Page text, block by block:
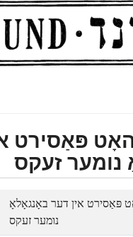
פּאַסירט
זעקס
פּאַסירט אין דער באָנגאָלאָ
נומער זעקס